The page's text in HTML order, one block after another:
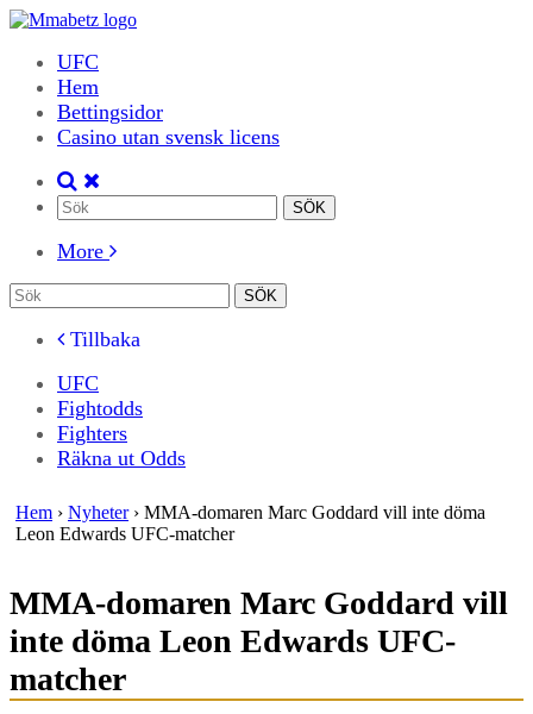
UFC
Hem
Bettingsidor
Casino utan svensk licens
More
Tillbaka
UFC
Fightodds
Fighters
Räkna ut Odds
Hem › Nyheter› MMA-domaren Marc Goddard vill inte döma
Leon Edwards UFC-matcher
MMA-domaren Marc Goddard vill
inte döma Leon Edwards UFC-
matcher